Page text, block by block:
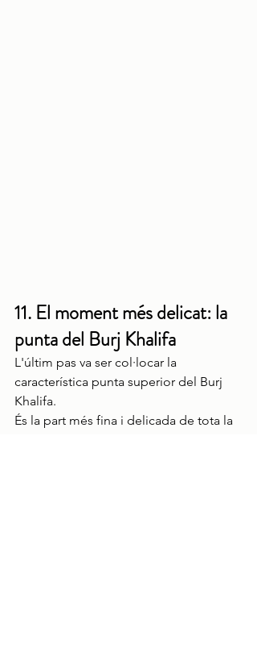
11. El moment més delicat: la
punta del Burj Khalifa
L'últim pas va ser col·locar la
característica punta superior del Burj
Khalifa.
És la part més fina i delicada de tota la